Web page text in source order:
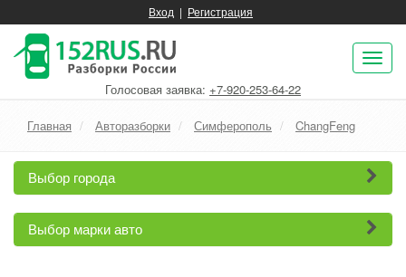
Вход | Регистрация
Голосовая заявка: +7-920-253-64-22
Главная Авторазборки Симферополь ChangFeng
Выбор города
Выбор марки авто